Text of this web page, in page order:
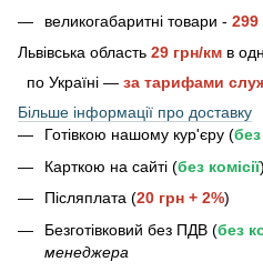
великогабаритні товари - 299
Львівська область 29 грн/км в
по Україні — за тарифами
Більше інформації про доставку
Готівкою нашому кур'єру (без
Карткою на сайті (без комісії)
Післяплата (20 грн + 2%)
Безготівковий без ПДВ (без
менеджера